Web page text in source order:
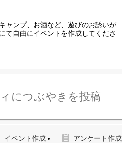
ャンプ、お酒など、遊びのお誘いが
て自由にイベントを作成してくださ
につぶやきを投稿
イベント作成 アンケート作成